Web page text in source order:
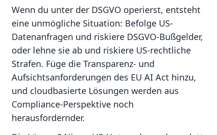
Wenn du unter der DSGVO operierst, entsteht
eine unmögliche Situation: Befolge US-
Datenanfragen und riskiere DSGVO-Bußgelder,
oder lehne sie ab und riskiere US-rechtliche
Strafen. Füge die Transparenz- und
Aufsichtsanforderungen des EU AI Act hinzu,
und cloudbasierte Lösungen werden aus
Compliance-Perspektive noch
herausfordernder.